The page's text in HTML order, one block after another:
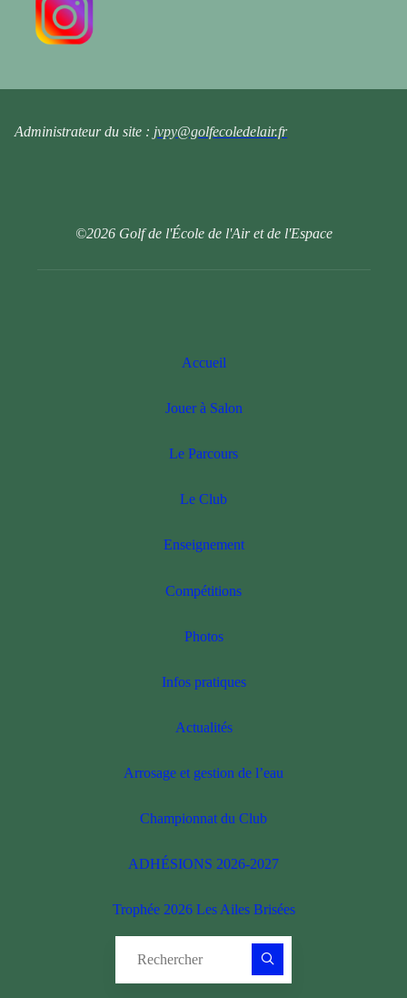
Administrateur du site : jvpy@golfecoledelair.fr
©2026 Golf de l'École de l'Air et de l'Espace
Accueil
Jouer à Salon
Le Parcours
Le Club
Enseignement
Compétitions
Photos
Infos pratiques
Actualités
Arrosage et gestion de l’eau
Championnat du Club
ADHÉSIONS 2026-2027
Trophée 2026 Les Ailes Brisées